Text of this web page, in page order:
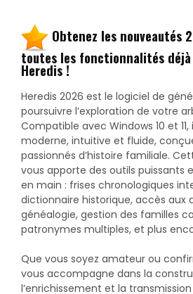
Obtenez les nouveautés
toutes les fonctionnalités
Heredis !
Heredis 2026 est le logiciel de
poursuivre l’exploration de votre
Compatible avec Windows 10 et
moderne, intuitive et fluide,
passionnés d’histoire familiale.
vous apporte des outils puissants
en main : frises chronologiques
dictionnaire historique, accès aux
généalogie, gestion des familles
patronymes multiples, et plus
Que vous soyez amateur ou
vous accompagne dans la
l’enrichissement et la